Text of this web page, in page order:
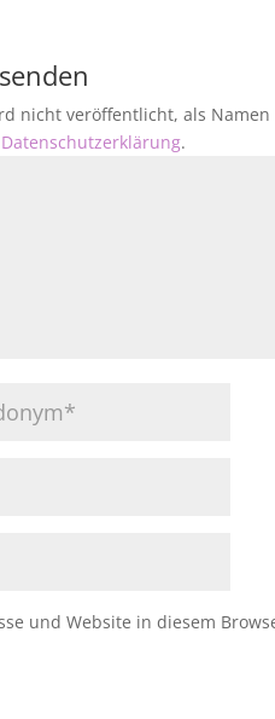
nicht veröffentlicht, als
Datenschutzerklärung.
und Website in diesem